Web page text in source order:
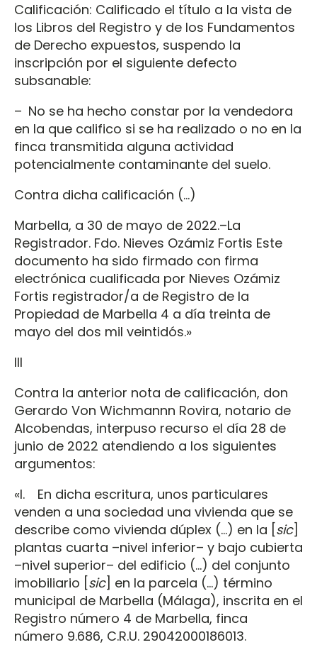
Calificación: Calificado el título a la vista de
los Libros del Registro y de los Fundamentos
de Derecho expuestos, suspendo la
inscripción por el siguiente defecto
subsanable:
– No se ha hecho constar por la vendedora
en la que califico si se ha realizado o no en la
finca transmitida alguna actividad
potencialmente contaminante del suelo.
Contra dicha calificación (…)
Marbella, a 30 de mayo de 2022.–La
Registrador. Fdo. Nieves Ozámiz Fortis Este
documento ha sido firmado con firma
electrónica cualificada por Nieves Ozámiz
Fortis registrador/a de Registro de la
Propiedad de Marbella 4 a día treinta de
mayo del dos mil veintidós.»
III
Contra la anterior nota de calificación, don
Gerardo Von Wichmannn Rovira, notario de
Alcobendas, interpuso recurso el día 28 de
junio de 2022 atendiendo a los siguientes
argumentos:
«I. En dicha escritura, unos particulares
venden a una sociedad una vivienda que se
describe como vivienda dúplex (…) en la [sic]
plantas cuarta –nivel inferior– y bajo cubierta
–nivel superior– del edificio (…) del conjunto
imobiliario [sic] en la parcela (…) término
municipal de Marbella (Málaga), inscrita en el
Registro número 4 de Marbella, finca
número 9.686, C.R.U. 29042000186013.